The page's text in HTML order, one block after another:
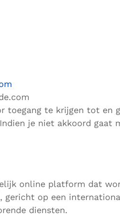
toegang te krijgen tot en
je niet akkoord
online platform dat
gericht op een
diensten.